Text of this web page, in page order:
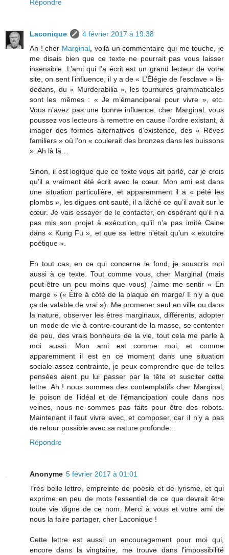
Répondre
Laconique
4 février 2017 à 19:38
Ah ! cher Marginal , voilà un commentaire qui me touche, je
me disais bien que ce texte ne pourrait pas vous laisser
insensible. L’ami qui l’a écrit est un grand lecteur de votre
site, on sent l’influence, il y a de « L’Élégie de l’esclave » là-
dedans, du « Murderabilia », les tournures grammaticales
sont les mêmes : « Je m’émanciperai pour vivre », etc.
Vous n’avez pas une bonne influence, cher Marginal, vous
poussez vos lecteurs à remettre en cause l’ordre existant, à
imager des formes alternatives d’existence, des « Rêves
familiers » où l’on « coulerait des bronzes dans les buissons
». Ah là là…
Sinon, il est logique que ce texte vous ait parlé, car je crois
qu’il a vraiment été écrit avec le cœur. Mon ami est dans
une situation particulière, et apparemment il a « pété les
plombs », les digues ont sauté, il a lâché ce qu’il avait sur le
cœur. Je vais essayer de le contacter, en espérant qu’il n’a
pas mis son projet à exécution, qu’il n’a pas imité Caine
dans « Kung Fu », et que sa lettre n’était qu’un « exutoire
poétique ».
En tout cas, en ce qui concerne le fond, je souscris moi
aussi à ce texte. Tout comme vous, cher Marginal (mais
peut-être un peu moins que vous) j’aime me sentir « En
marge » (« Être à côté de la plaque en marge/ Il n’y a que
ça de valable de vrai »). Me promener seul en ville ou dans
la nature, observer les êtres marginaux, différents, adopter
un mode de vie à contre-courant de la masse, se contenter
de peu, des vrais bonheurs de la vie, tout cela me parle à
moi aussi. Mon ami est comme moi, et comme
apparemment il est en ce moment dans une situation
sociale assez contrainte, je peux comprendre que de telles
pensées aient pu lui passer par la tête et susciter cette
lettre. Ah ! nous sommes des contemplatifs cher Marginal,
le poison de l’idéal et de l’émancipation coule dans nos
veines, nous ne sommes pas faits pour être des robots.
Maintenant il faut vivre avec, et composer, car il n’y a pas
de retour possible avec sa nature profonde…
Répondre
Anonyme 5 février 2017 à 01:01
Très belle lettre, empreinte de poésie et de lyrisme, et qui
exprime en peu de mots l'essentiel de ce que devrait être
toute vie digne de ce nom. Merci à vous et votre ami de
nous la faire partager, cher Laconique !
Cette lettre est aussi un encouragement pour moi qui,
encore dans la vingtaine, me trouve dans l'impossibilité